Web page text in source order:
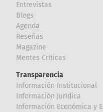
Entrevistas
Blogs
Agenda
Reseñas
Magazine
Mentes Críticas
Transparencia
Información Institucional
Información Jurídica
Información Económica y